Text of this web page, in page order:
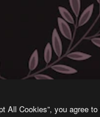
All Cookies”, you agree